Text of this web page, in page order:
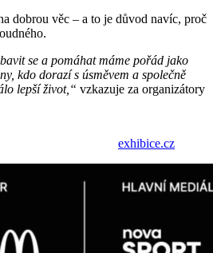
dobrou věc – a to je důvod navíc, proč
se a pomáhat máme pořád jako
kdo dorazí s úsměvem a společně
lepší život,“ vzkazuje za organizátory
exhibice.cz